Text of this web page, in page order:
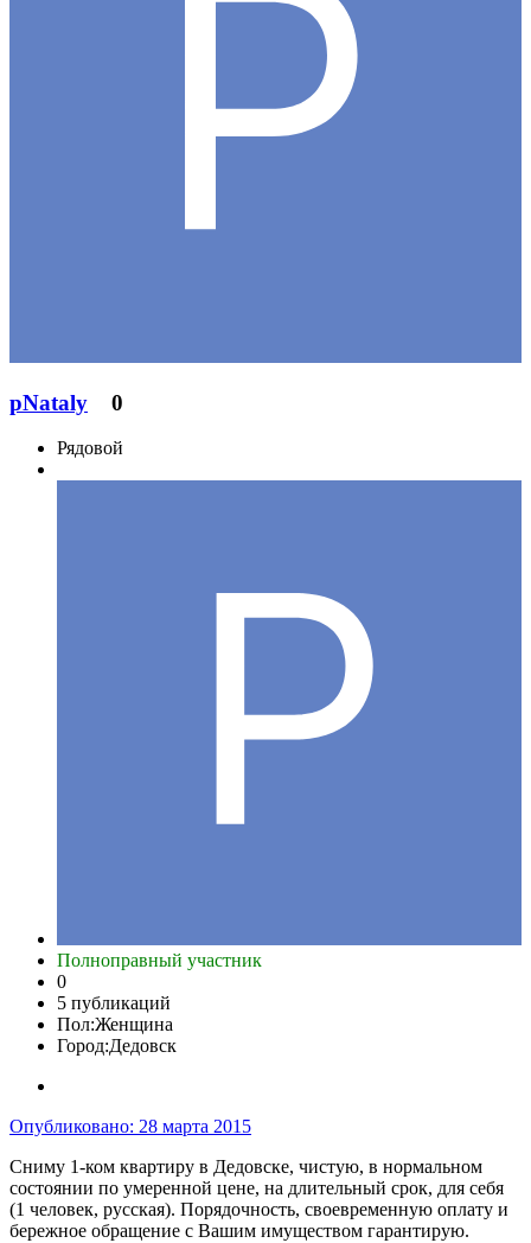
pNataly 0
Рядовой
Полноправный участник
0
5 публикаций
Пол:Женщина
Город:Дедовск
Опубликовано: 28 марта 2015
Сниму 1-ком квартиру в Дедовске, чистую, в нормальном
состоянии по умеренной цене, на длительный срок, для себя
(1 человек, русская). Порядочность, своевременную оплату и
бережное обращение с Вашим имуществом гарантирую.